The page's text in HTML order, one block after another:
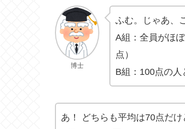
博士
ふむ。じゃあ、
A組：全員がほ
点）
B組：100点の人
あ！ どちらも平均は70点だ